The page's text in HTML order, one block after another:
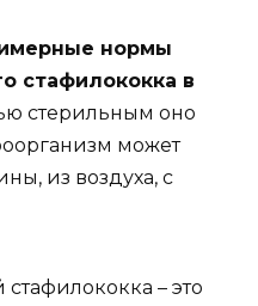
нормы
стафилококка в
стерильным оно
может
из воздуха, с
стафилококка – это